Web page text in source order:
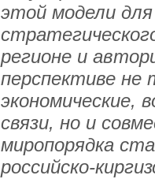
этой модели
регионе и
перспективе не
экономические,
связи, но и
миропорядка
российско-